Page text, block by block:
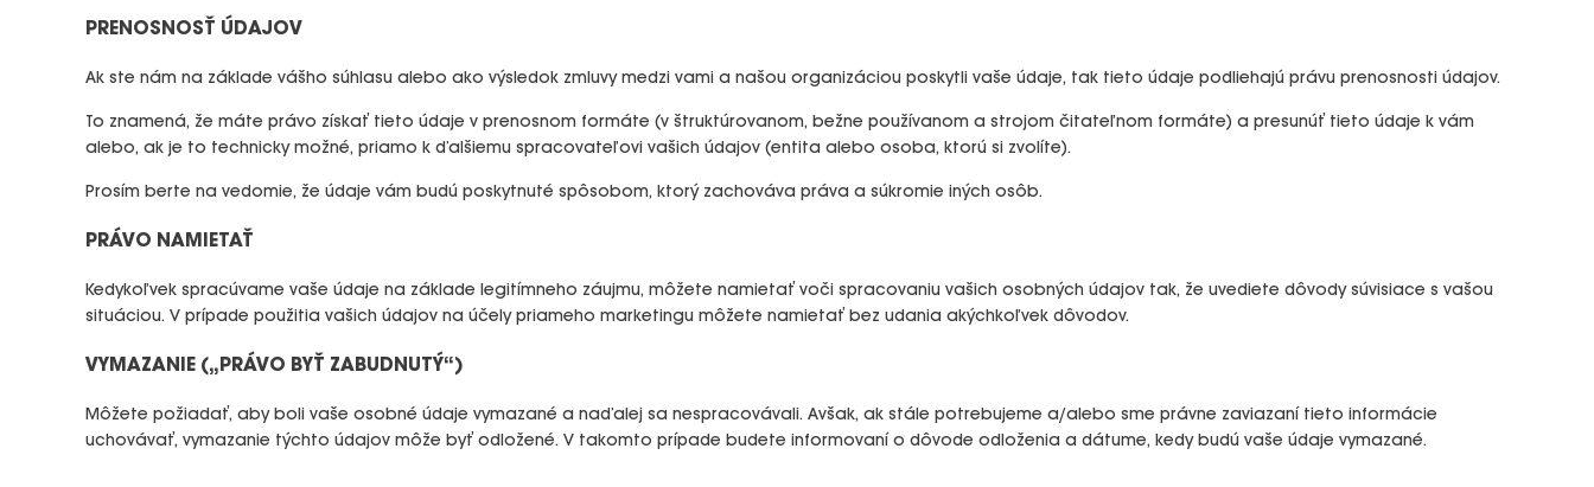
PRENOSNOSŤ ÚDAJOV
Ak ste nám na základe vášho súhlasu alebo ako výsledok zmluvy medzi vami a našou organizáciou poskytli vaše údaje, tak tieto údaje podliehajú právu prenosnosti údajov.
To znamená, že máte právo získať tieto údaje v prenosnom formáte (v štruktúrovanom, bežne používanom a strojom čitateľnom formáte) a presunúť tieto údaje k vám
alebo, ak je to technicky možné, priamo k ďalšiemu spracovateľovi vašich údajov (entita alebo osoba, ktorú si zvolíte).
Prosím berte na vedomie, že údaje vám budú poskytnuté spôsobom, ktorý zachováva práva a súkromie iných osôb.
PRÁVO NAMIETAŤ
Kedykoľvek spracúvame vaše údaje na základe legitímneho záujmu, môžete namietať voči spracovaniu vašich osobných údajov tak, že uvediete dôvody súvisiace s vašou
situáciou. V prípade použitia vašich údajov na účely priameho marketingu môžete namietať bez udania akýchkoľvek dôvodov.
VYMAZANIE („PRÁVO BYŤ ZABUDNUTÝ“)
Môžete požiadať, aby boli vaše osobné údaje vymazané a naďalej sa nespracovávali. Avšak, ak stále potrebujeme a/alebo sme právne zaviazaní tieto informácie
uchovávať, vymazanie týchto údajov môže byť odložené. V takomto prípade budete informovaní o dôvode odloženia a dátume, kedy budú vaše údaje vymazané.